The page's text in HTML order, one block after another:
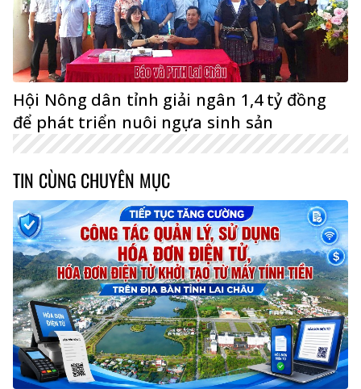
Hội Nông dân tỉnh giải ngân 1,4 tỷ đồng
để phát triển nuôi ngựa sinh sản
TIN CÙNG CHUYÊN MỤC